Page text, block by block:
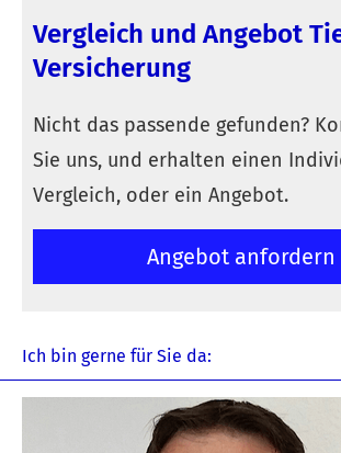
Vergleich und Angebot
Versicherung
Nicht das passende gefunden?
Sie uns, und erhalten einen
Vergleich, oder ein Angebot.
An­ge­bot an­for­dern
Ich bin gerne für Sie da: